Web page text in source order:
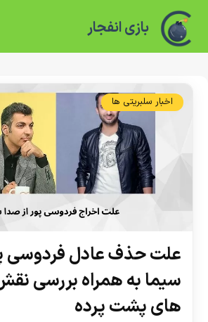
بازی انفجار
اخبار سلبریتی ها
علت حذف عادل فردوسی
سیما به همراه بررسی
های پشت پرده